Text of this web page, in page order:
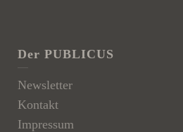
Der PUBLICUS
Newsletter
Kontakt
Impressum